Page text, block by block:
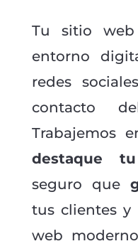
Tu sitio
entorno
redes
contacto
Trabajemos
destaque
seguro que
tus clientes y
web